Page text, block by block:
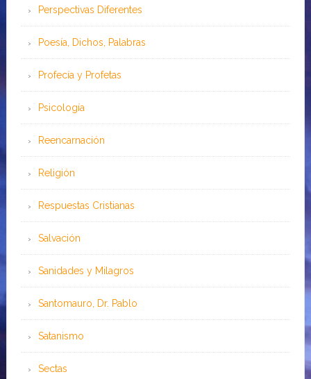
Perspectivas Diferentes
Poesía, Dichos, Palabras
Profecía y Profetas
Psicología
Reencarnación
Religión
Respuestas Cristianas
Salvación
Sanidades y Milagros
Santomauro, Dr. Pablo
Satanismo
Sectas